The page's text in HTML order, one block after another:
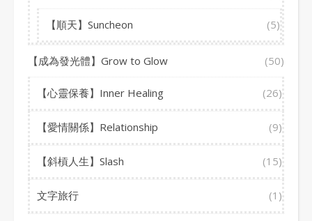
【順天】Suncheon (5)
【成為發光體】Grow to Glow (50)
【心靈保養】Inner Healing (26)
【愛情關係】Relationship (9)
【斜槓人生】Slash (15)
文字旅行 (1)